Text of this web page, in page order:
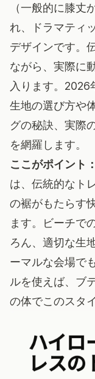
（一般的に膝丈
れ、ドラマティ
デザインです。
ながら、実際に
入ります。2026
生地の選び方や
グの秘訣、実際
を網羅します。
ここがポイント：
は、伝統的なト
の裾がもたらす
ます。ビーチで
ろん、適切な生
ーマルな会場で
ルを使えば、ブ
の体でこのスタ